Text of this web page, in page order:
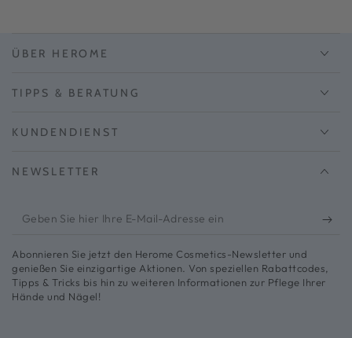
ÜBER HEROME
TIPPS & BERATUNG
KUNDENDIENST
NEWSLETTER
Geben
hier
Ihre
Abonnieren Sie jetzt den Herome Cosmetics-Newsletter und
genießen Sie einzigartige Aktionen. Von speziellen Rabattcodes,
Tipps & Tricks bis hin zu weiteren Informationen zur Pflege Ihrer
Hände und Nägel!